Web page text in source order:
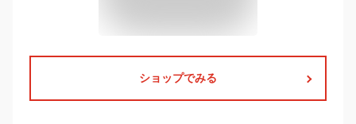
ショップでみる